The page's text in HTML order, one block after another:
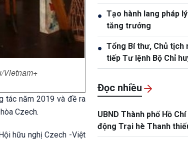
Vietnam+
tác năm 2019 và đề ra
Czech.
hữu nghị Czech -Việt
gia
● Tạo hành lang pháp
tăng trưởng
● Tổng Bí thư, Chủ tịch
tiếp Tư lệnh Bộ Chỉ
Dương Hoa Kỳ
Đọc nhiều
UBND Thành phố Hồ
động Trại hè Thanh
bào và tuổi trẻ Thành